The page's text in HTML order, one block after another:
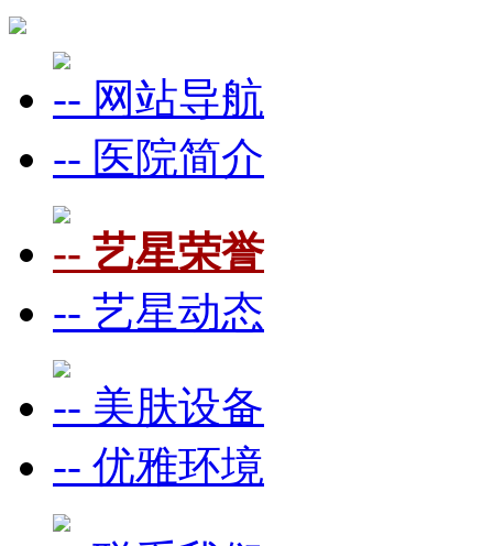
-- 网站导航
-- 医院简介
-- 艺星荣誉
-- 艺星动态
-- 美肤设备
-- 优雅环境